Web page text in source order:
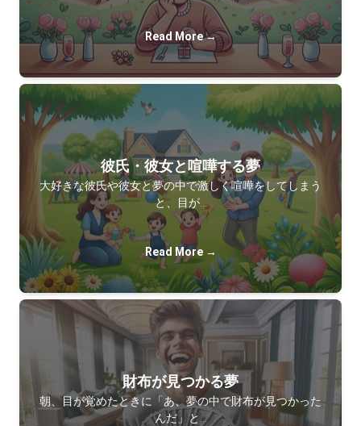
Read More →
彼氏・彼女と喧嘩する夢
大好きな彼氏や彼女と夢の中で激しく喧嘩をしてしまう
と、目が…
Read More →
財布が見つかる夢
朝、目が覚めたときに「あ、夢の中で財布が見つかった
んだ」と…